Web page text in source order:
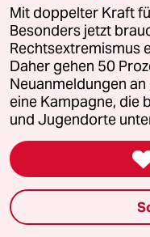
4
Das
5 Über die
Mann in
6
Mit doppelter Kraft
Besonders jetzt
Rechtsextremismus
Daher gehen 50
Neuanmeldungen an
eine Kampagne, die
und Jugendorte